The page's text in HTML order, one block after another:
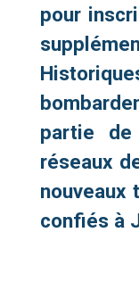
pour
partie
réseaux
nouveaux
confiés à